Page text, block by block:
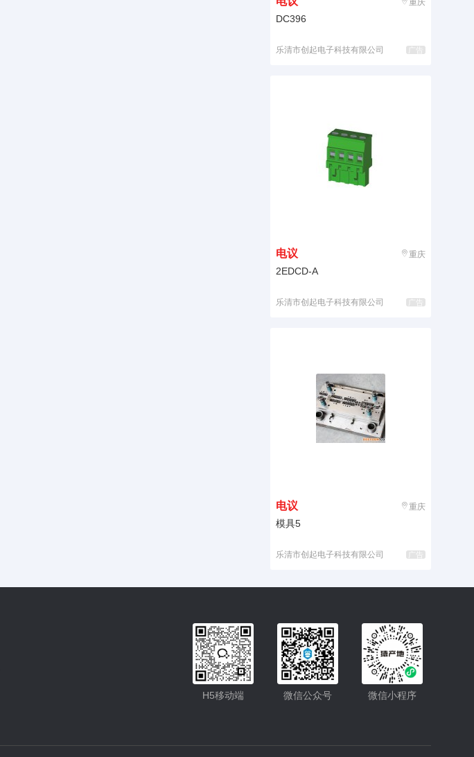
重庆
DC396
乐清市创起电子科技有限公司 广告
电议 重庆
2EDCD-A
乐清市创起电子科技有限公司 广告
电议 重庆
模具5
乐清市创起电子科技有限公司 广告
微信小程序
微信公众号
H5移动端 小程序更便捷的查找产品